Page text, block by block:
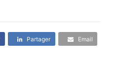
Partager Email